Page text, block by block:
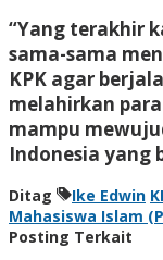
“Yang terakhir
sama-sama
KPK agar
melahirkan
mampu
Indonesia yang
Ditag Ike Edwin
Mahasiswa Islam
Posting Terkait